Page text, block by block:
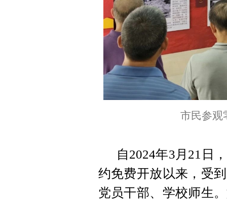
市民参观
自2024年3月21日
约免费开放以来，受
党员干部、学校师生